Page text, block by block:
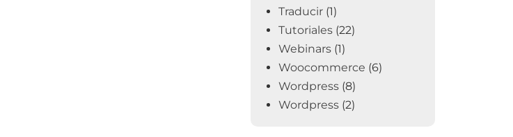
Traducir (1)
Tutoriales (22)
Webinars (1)
Woocommerce (6)
Wordpress (8)
Wordpress (2)